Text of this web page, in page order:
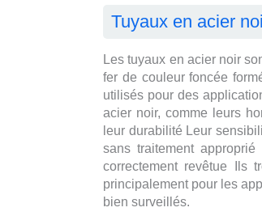
Tuyaux en acier
Les tuyaux en acier noir
fer de couleur foncée
utilisés pour des
acier noir, comme leurs
leur durabilité Leur
sans traitement
correctement revêtue Ils
principalement pour les
bien surveillés.